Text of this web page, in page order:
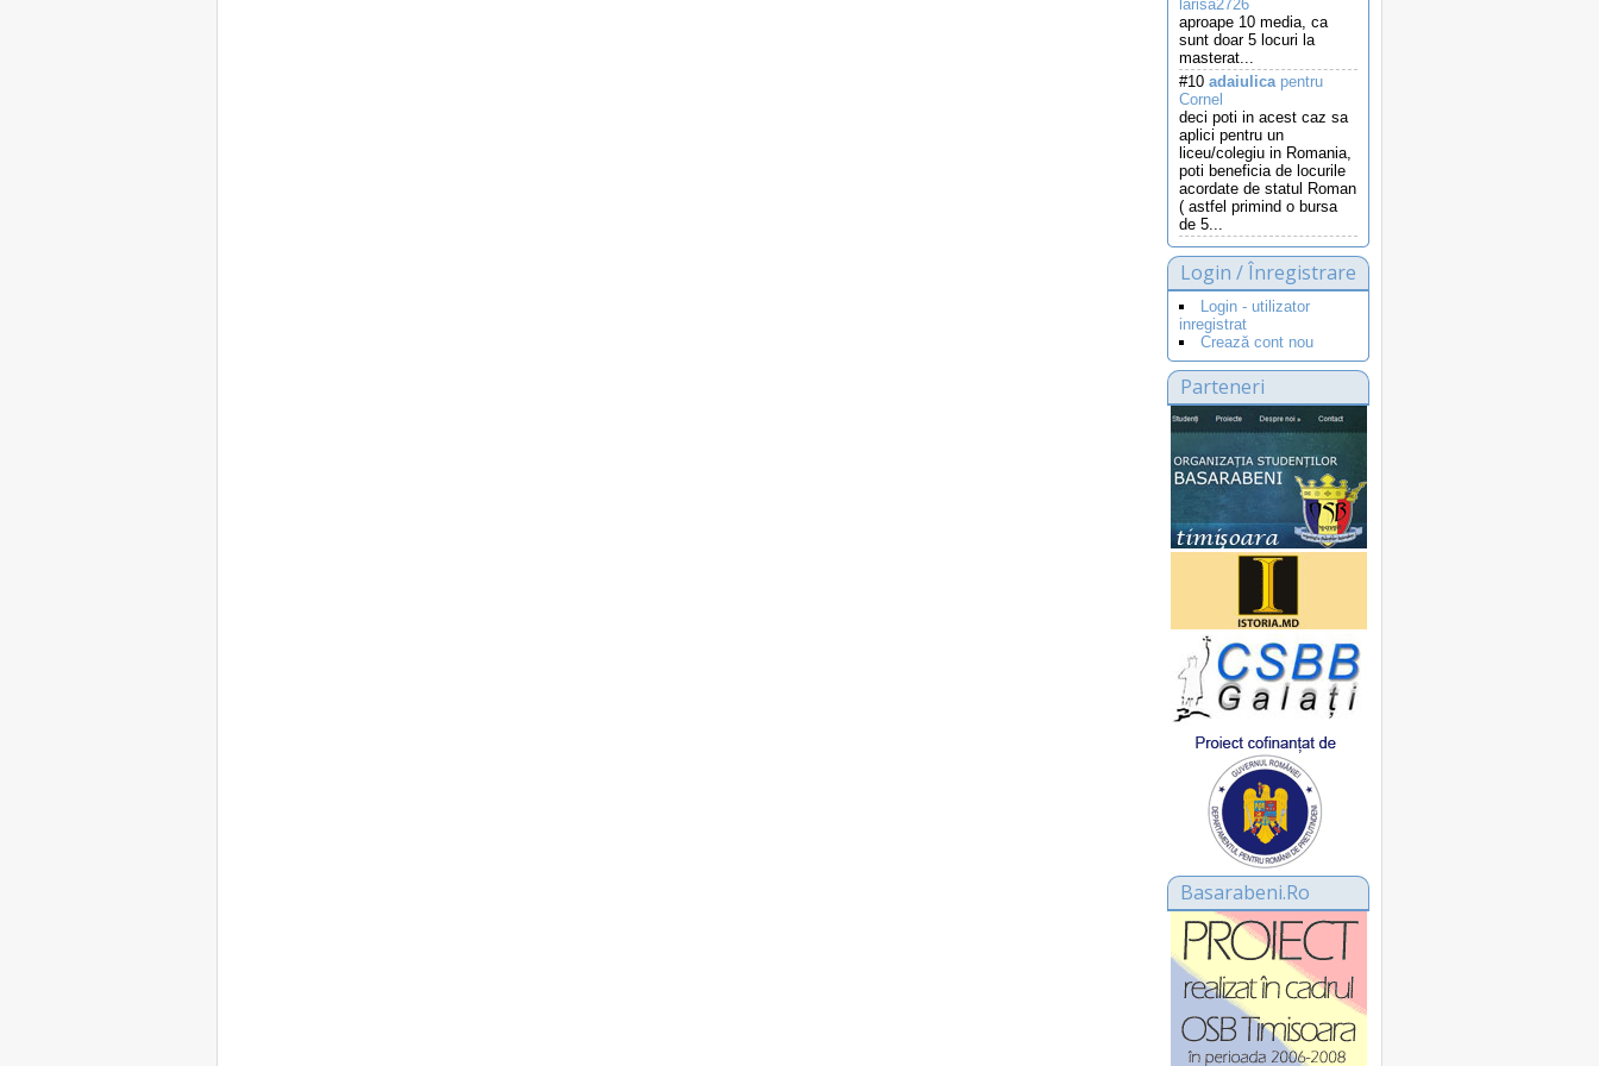
larisa2726
aproape 10 media, ca
sunt doar 5 locuri la
masterat...
#10 adaiulicapentru
Cornel
deci poti in acest caz sa
aplici pentru un
liceu/colegiu in Romania,
poti beneficia de locurile
acordate de statul Roman
( astfel primind o bursa
de 5...
Login / Înregistrare
Login - utilizator
inregistrat
Crează cont nou
Parteneri
Basarabeni.Ro